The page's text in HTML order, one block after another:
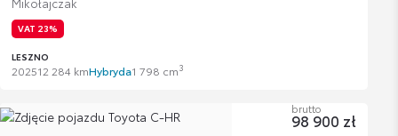
VAT 23%
LESZNO
202512 284 kmHybryda1 798 cm3
brutto
98 900 zł